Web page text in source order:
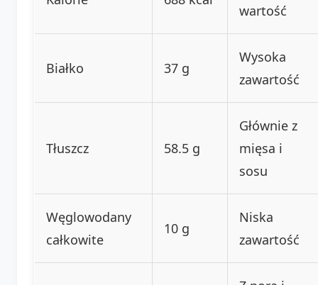
wartość
Białko 37 g
Wysoka
zawartość
Tłuszcz 58.5 g
Głównie z
mięsa i
sosu
Węglowodany
całkowite
10 g
Niska
zawartość